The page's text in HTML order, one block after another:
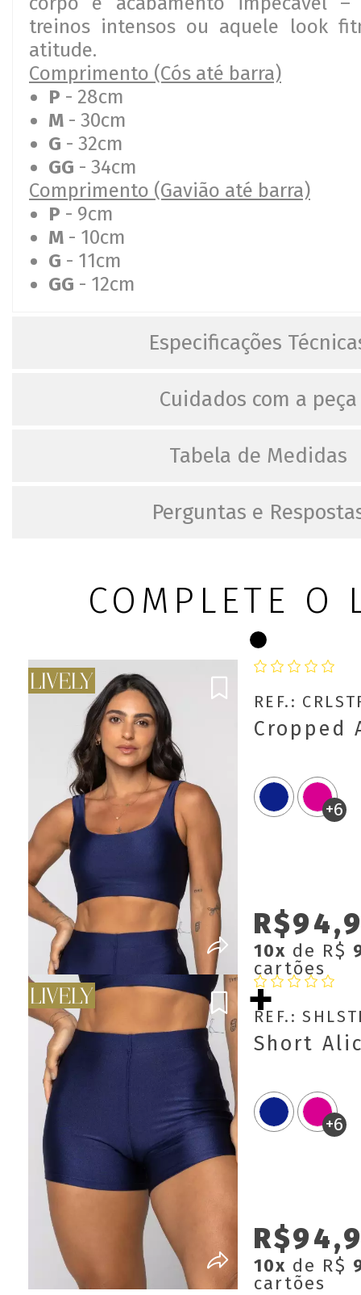
treinos intensos ou aquele look
atitude.
Comprimento (Cós até barra)
P - 28cm
M - 30cm
G - 32cm
GG - 34cm
Comprimento (Gavião até barra)
P - 9cm
M - 10cm
G - 11cm
GG - 12cm
Especificações
Cuidados com a peça
Tabela de Medidas
Perguntas e
COMPLETE O
REF.:
+6
Cropped
10x de R$
cartões
REF.:
+6
Short
10x de R$
cartões